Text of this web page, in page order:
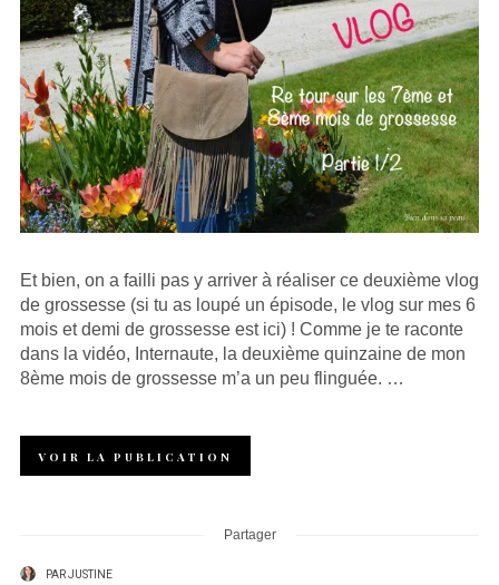
Et bien, on a failli pas y arriver à réaliser ce deuxième vlog
de grossesse (si tu as loupé un épisode, le vlog sur mes 6
mois et demi de grossesse est ici) ! Comme je te raconte
dans la vidéo, Internaute, la deuxième quinzaine de mon
8ème mois de grossesse m’a un peu flinguée. …
VOIR LA PUBLICATION
Partager
PARJUSTINE